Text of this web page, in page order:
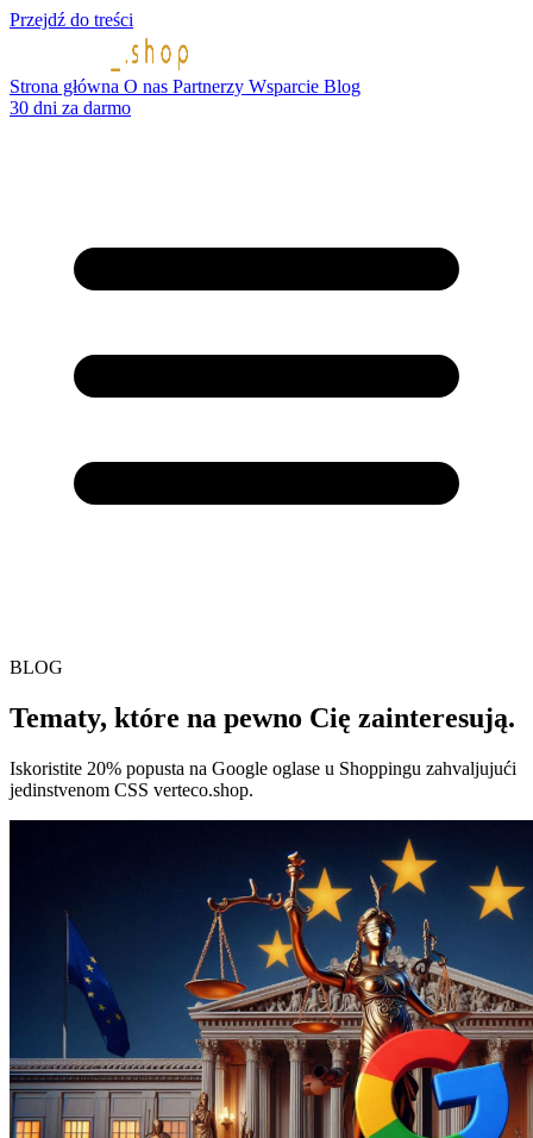
Przejdź do treści
Strona główna O nas Partnerzy Wsparcie Blog
30 dni za darmo
BLOG
Tematy, które na pewno Cię zainteresują.
Iskoristite 20% popusta na Google oglase u Shoppingu zahvaljujući
jedinstvenom CSS verteco.shop.